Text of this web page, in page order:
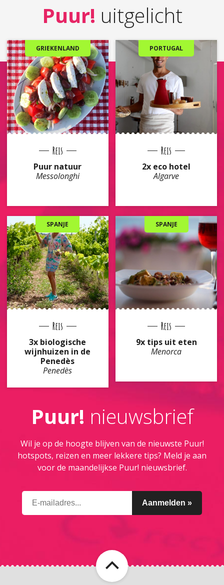
Puur! uitgelicht
GRIEKENLAND
Reis
Puur natuur
Messolonghi
PORTUGAL
Reis
2x eco hotel
Algarve
SPANJE
Reis
3x biologische
wijnhuizen in de
Penedès
Penedès
SPANJE
Reis
9x tips uit eten
Menorca
Puur! nieuwsbrief
Wil je op de hoogte blijven van de nieuwste Puur!
hotspots, reizen en meer lekkere tips? Meld je aan
voor de maandelijkse Puur! nieuwsbrief.